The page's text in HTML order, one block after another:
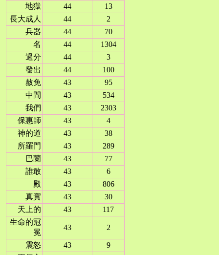
地獄
44
13
長大成人
44
2
兵器
44
70
名
44
1304
過分
44
3
發出
44
100
赦免
43
95
中間
43
534
我們
43
2303
保惠師
43
4
神的道
43
38
所羅門
43
289
巴蘭
43
77
誰敢
43
6
殿
43
806
真實
43
30
天上的
43
117
生命的冠
冕
43 2
震怒 43
9